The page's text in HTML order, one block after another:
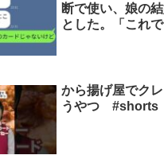
断で使い、娘の
とした。「これ
から揚げ屋でク
うやつ #shorts